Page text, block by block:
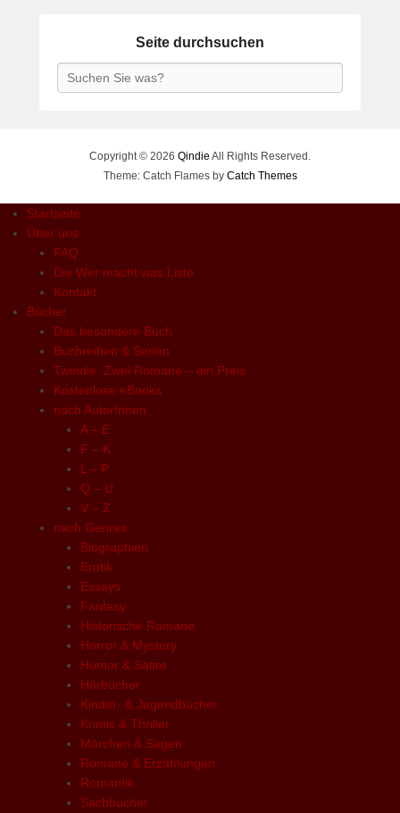
Seite durchsuchen
Search
Copyright © 2026 Qindie All Rights Reserved.
Theme: Catch Flames by Catch Themes
Startseite
Über uns
FAQ
Die Wer macht was Liste
Kontakt
Bücher
Das besondere Buch
Buchreihen & Serien
Twindie: Zwei Romane – ein Preis
Kostenlose eBooks
nach AutorInnen
A – E
F – K
L – P
Q – U
V – Z
nach Genres
Biographien
Erotik
Essays
Fantasy
Historische Romane
Horror & Mystery
Humor & Satire
Hörbücher
Kinder- & Jugendbücher
Krimis & Thriller
Märchen & Sagen
Romane & Erzählungen
Romantik
Sachbücher